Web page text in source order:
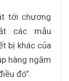
tới chương
các mẫu
bị khác của
hàng ngăm
đó”.